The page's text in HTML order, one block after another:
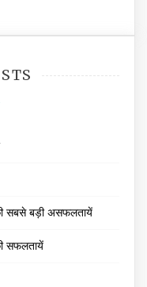
सबसे बड़ी असफलतायें
सफलतायें